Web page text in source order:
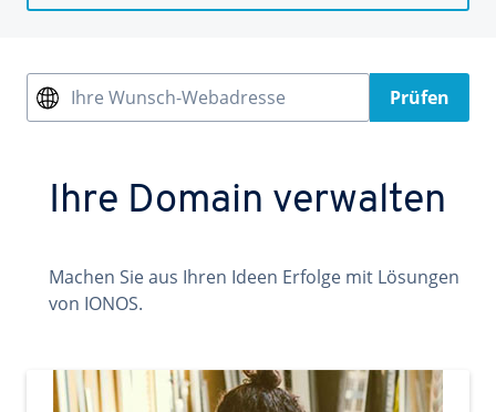
Ihre Wunsch-Webadresse Prüfen
Ihre Domain verwalten
Machen Sie aus Ihren Ideen Erfolge mit Lösungen
von IONOS.